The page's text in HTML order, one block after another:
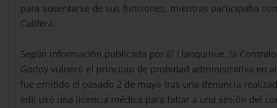
para ausentarse de sus funciones, mientras participaba
Caldera.
Según información publicada por El Llanquihue, la
Godoy vulneró el principio de probidad administrativa en
fue emitido el pasado 2 de mayo tras una denuncia
edil usó una licencia médica para faltar a una sesión del